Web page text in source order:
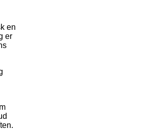
en
er